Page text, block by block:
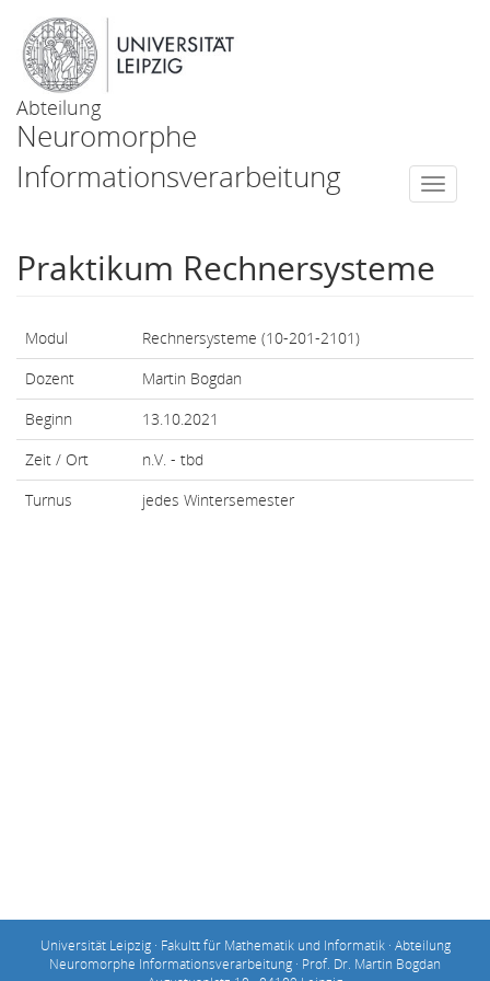
Abteilung
Neuromorphe
Informationsverarbeitung
Praktikum Rechnersysteme
Modul
Rechnersysteme (10-201-2101)
Dozent
Martin Bogdan
Beginn
13.10.2021
Zeit / Ort
n.V. - tbd
Turnus
jedes Wintersemester
Universität Leipzig · Fakultt für Mathematik und Informatik · Abteilung
Neuromorphe Informationsverarbeitung · Prof. Dr. Martin Bogdan